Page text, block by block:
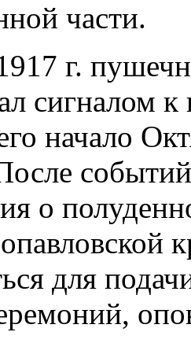
части.
г.
сигналом
начало
о
для